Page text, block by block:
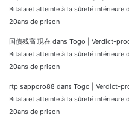
Bitala et atteinte à la sûreté intérieure
20ans de prison
国債残高 現在 dans Togo | Verdict-
Bitala et atteinte à la sûreté intérieure
20ans de prison
rtp sapporo88 dans Togo | Verdict-
Bitala et atteinte à la sûreté intérieure
20ans de prison